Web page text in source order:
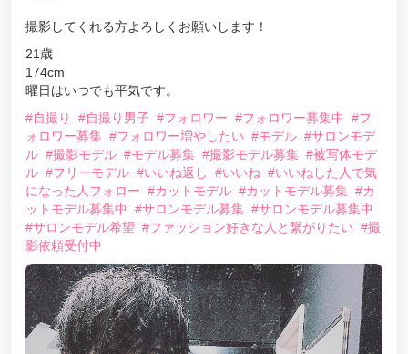
撮影してくれる方よろしくお願いします！
21歳
174cm
曜日はいつでも平気です。
#自撮り
#自撮り男子 #フォロワー #フォロワー募集中
#フ
ォロワー募集 #フォロワー増やしたい #モデル #サロンモデ
ル #撮影モデル #モデル募集 #撮影モデル募集 #被写体モデ
ル #フリーモデル #いいね返し #いいね #いいねした人で気
になった人フォロー #カットモデル #カットモデル募集 #カ
ットモデル募集中
#サロンモデル募集 #サロンモデル募集中
#サロンモデル希望 #ファッション好きな人と繋がりたい #撮
影依頼受付中